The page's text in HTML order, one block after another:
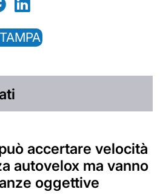
accertare velocità
autovelox ma vanno
oggettive